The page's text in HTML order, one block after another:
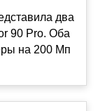
два
90 Pro. Оба
на 200 Мп